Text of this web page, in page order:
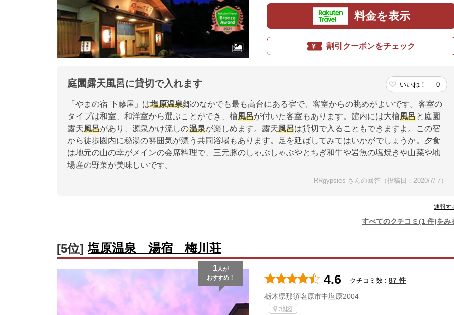
料金を表示
割引クーポンをチェック
庭園露天風呂に貸切で入れます いいね！ 0
「やまの宿 下藤屋」は塩原温泉郷のなかでも最も高台にある宿で、客室からの眺めがよいです。客室の
タイプは和室、和洋室から選ぶことができ、檜風呂が付いた客室もあります。館内には大檜風呂と庭園
露天風呂があり、源泉かけ流しの温泉が楽しめます。露天風呂は貸切で入ることもできますよ。この宿
から徒歩圏内に秘湯の雰囲気が漂う共同浴場もあります。足を延ばしてみてはいかがでしょうか。夕食
は地元の山の幸がメインの会席料理で、三元豚のしゃぶしゃぶやとちぎ和牛や岩魚の塩焼きや山菜や地
場産の野菜が美味しいです。
RRgypsies さんの回答（投稿日：2020/7/ 7）
通報す
すべてのクチコミ(1 件)をみ
[5位] 塩原温泉 湯宿 梅川荘
1人が
おすすめ！
4.6 クチコミ数 : 87 件
栃木県那須塩原市中塩原2004
地図